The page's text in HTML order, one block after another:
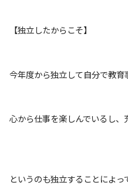
【独立したからこそ】
今年度から独立して自分で教
心から仕事を楽しんでいるし
というのも独立することによっ